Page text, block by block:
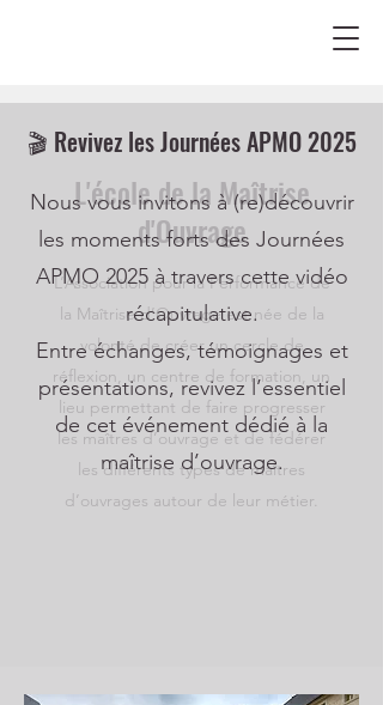
L'école de la Maîtrise
d'Ouvrage
L’Association pour la Performance de
la Maîtrise d’Ouvrage est née de la
volonté de créer un cercle de
réflexion, un centre de formation, un
lieu permettant de faire progresser
les maîtres d’ouvrage et de fédérer
les différents types de maîtres
d’ouvrages autour de leur métier.
🎬 Revivez les Journées APMO 2025
Nous vous invitons à (re)découvrir
les moments forts des Journées
APMO 2025 à travers cette vidéo
récapitulative.
Entre échanges, témoignages et
présentations, revivez l’essentiel
de cet événement dédié à la
maîtrise d’ouvrage.